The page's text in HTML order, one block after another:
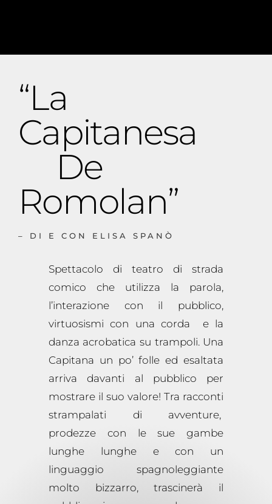
“La
Capitanesa
De
Romolan”
– DI E CON ELISA SPANÒ
Spettacolo di teatro di strada
comico che utilizza la parola,
l’interazione con il pubblico,
virtuosismi con una corda e la
danza acrobatica su trampoli. Una
Capitana un po’ folle ed esaltata
arriva davanti al pubblico per
mostrare il suo valore! Tra racconti
strampalati di avventure,
prodezze con le sue gambe
lunghe lunghe e con un
linguaggio spagnoleggiante
molto bizzarro, trascinerà il